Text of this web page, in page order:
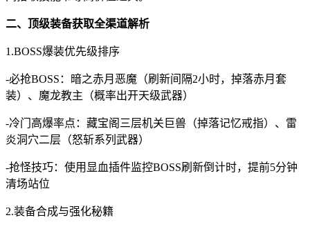
二、顶级装备获取全渠道解析
1.BOSS爆装优先级排序
-必抢BOSS：暗之赤月恶魔（刷新间隔2小时，掉落赤月套
装）、魔龙教主（概率出开天级武器）
-冷门高爆率点：藏宝阁三层机关巨兽（掉落记忆戒指）、雷
炎洞穴二层（怒斩系列武器）
-抢怪技巧：使用显血插件监控BOSS刷新倒计时，提前5分钟
清场站位
2.装备合成与强化秘籍